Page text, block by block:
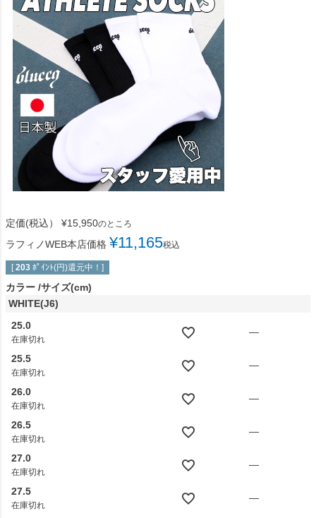
定価(税込） ¥15,950のところ
ラフィノWEB本店価格 ¥11,165税込
[ 203 ﾎﾟｲﾝﾄ(円)還元中！]
カラー サイズ(cm)
WHITE(J6)
25.0
在庫切れ
—
25.5
在庫切れ
—
26.0
在庫切れ
—
26.5
在庫切れ
—
27.0
在庫切れ
—
27.5
在庫切れ
—